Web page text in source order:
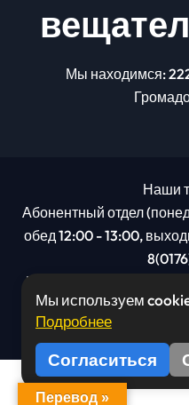
Мы находимся:
Наши
Абонентный отдел
обед 12:00 - 13:00,
Рекламный отдел
обед 12:00 - 13:00,
8(0176): 54 95 80,
Мы используем
Подробнее
Согласиться
Перевод »